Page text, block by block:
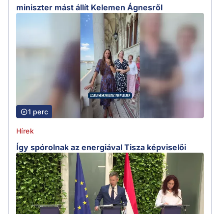
miniszter mást állít Kelemen Ágnesről
1 perc
Hírek
Így spórolnak az energiával Tisza képviselői